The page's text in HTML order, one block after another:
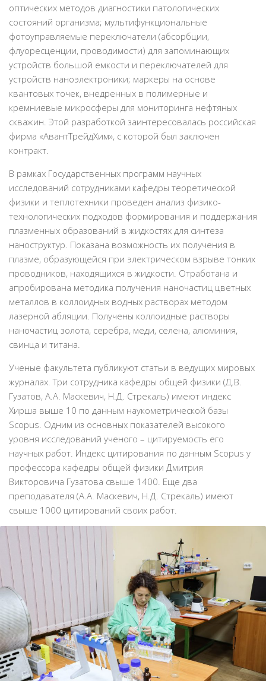
оптических методов диагностики патологических
состояний организма; мультифункциональные
фотоуправляемые переключатели (абсорбции,
флуоресценции, проводимости) для запоминающих
устройств большой емкости и переключателей для
устройств наноэлектроники; маркеры на основе
квантовых точек, внедренных в полимерные и
кремниевые микросферы для мониторинга нефтяных
скважин. Этой разработкой заинтересовалась российская
фирма «АвантТрейдХим», с которой был заключен
контракт.
В рамках Государственных программ научных
исследований сотрудниками кафедры теоретической
физики и теплотехники проведен анализ физико-
технологических подходов формирования и поддержания
плазменных образований в жидкостях для синтеза
наноструктур. Показана возможность их получения в
плазме, образующейся при электрическом взрыве тонких
проводников, находящихся в жидкости. Отработана и
апробирована методика получения наночастиц цветных
металлов в коллоидных водных растворах методом
лазерной абляции. Получены коллоидные растворы
наночастиц золота, серебра, меди, селена, алюминия,
свинца и титана.
Ученые факультета публикуют статьи в ведущих мировых
журналах. Три сотрудника кафедры общей физики (Д.В.
Гузатов, А.А. Маскевич, Н.Д. Стрекаль) имеют индекс
Хирша выше 10 по данным наукометрической базы
Scopus. Одним из основных показателей высокого
уровня исследований ученого – цитируемость его
научных работ. Индекс цитирования по данным Scopus у
профессора кафедры общей физики Дмитрия
Викторовича Гузатова свыше 1400. Еще два
преподавателя (А.А. Маскевич, Н.Д. Стрекаль) имеют
свыше 1000 цитирований своих работ.